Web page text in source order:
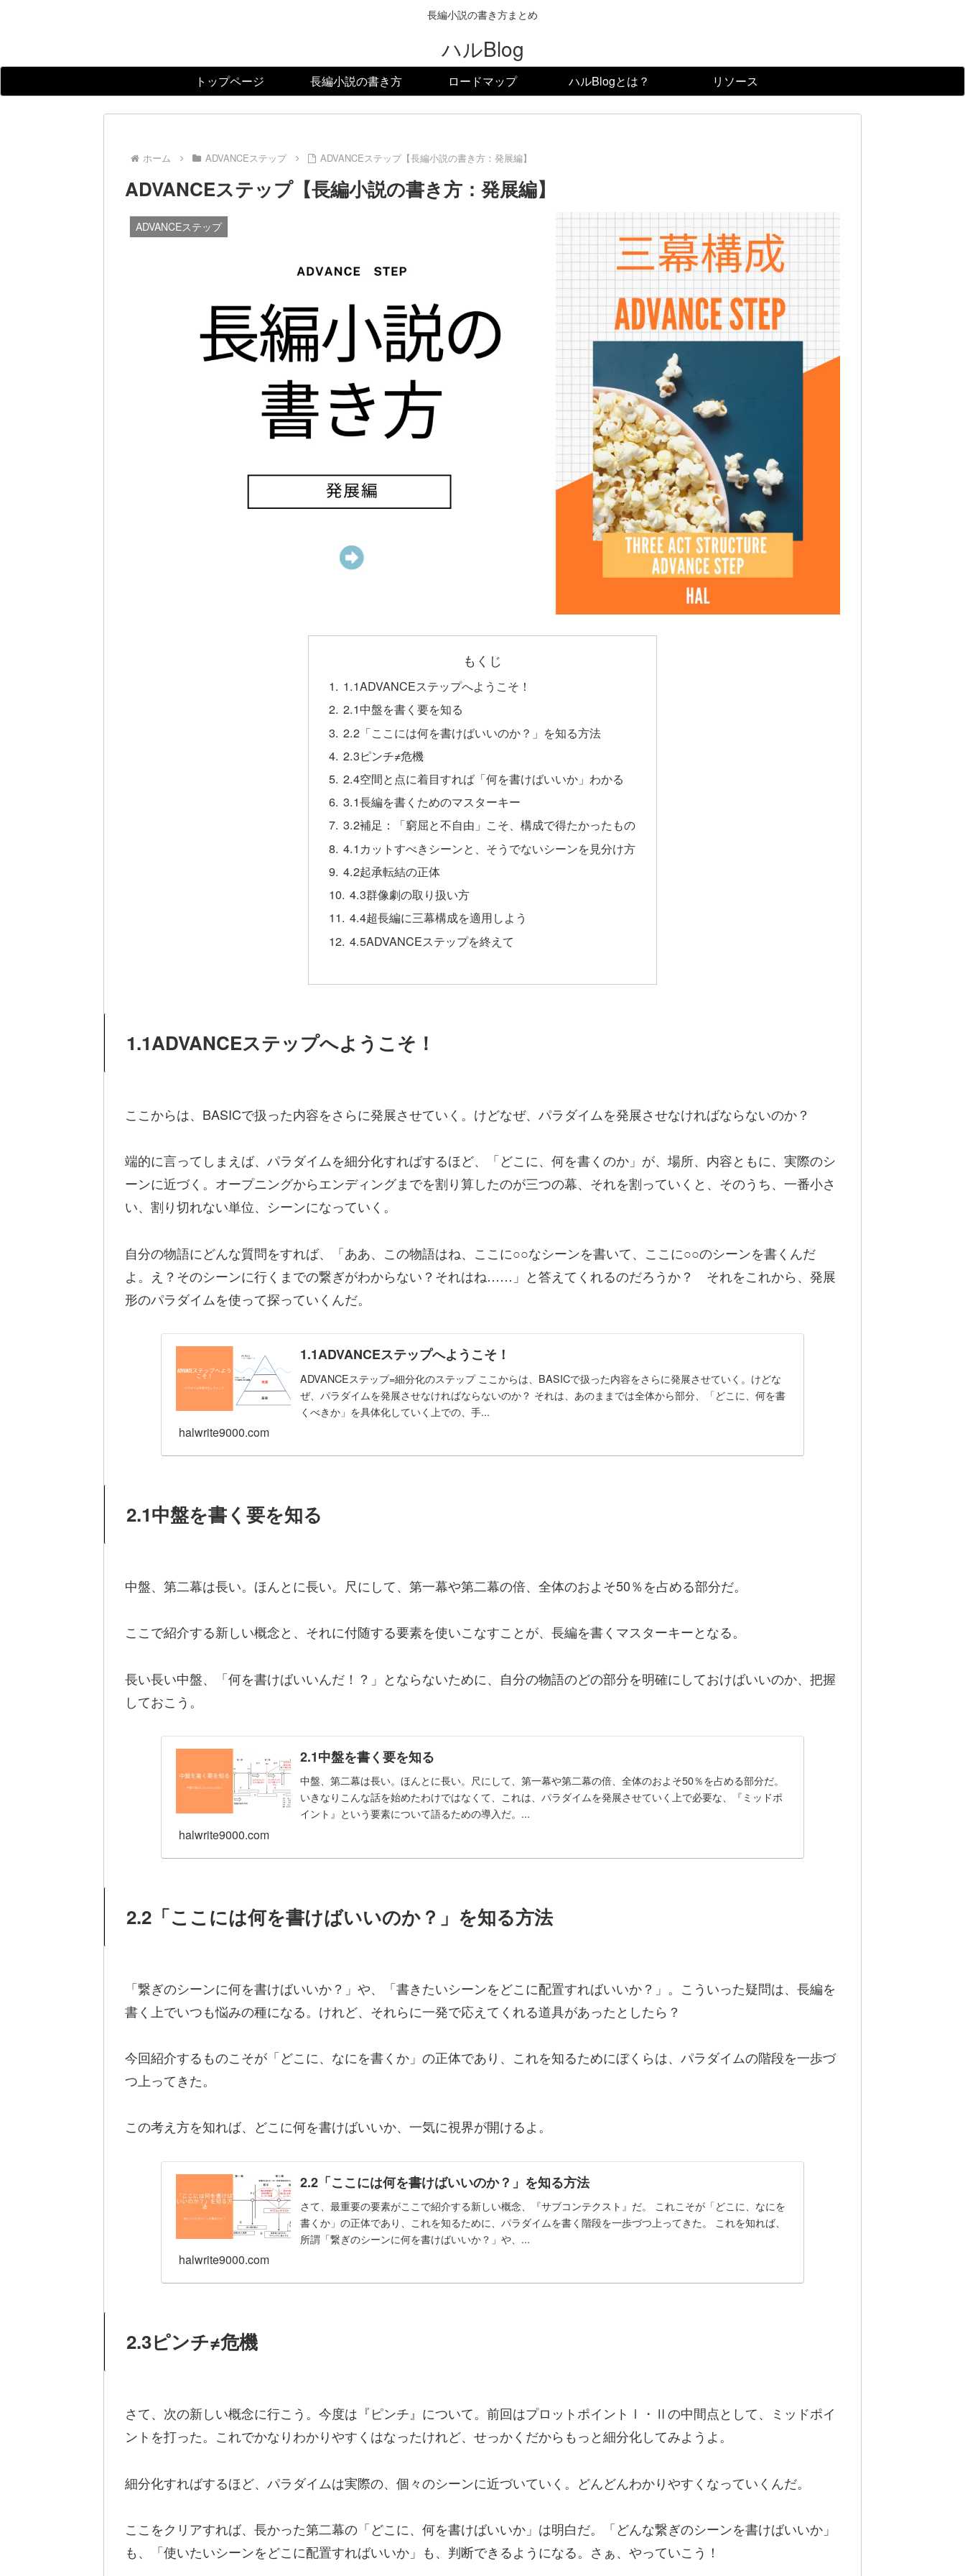
長編小説の書き方まとめ
ハルBlog
トップページ 長編小説の書き方 ロードマップ ハルBlogとは？ リソース
ホーム ADVANCEステップ ADVANCEステップ【長編小説の書き方：発展編】
ADVANCEステップ【長編小説の書き方：発展編】
ADVANCEステップ
もくじ
1.1ADVANCEステップへようこそ！
2.1中盤を書く要を知る
2.2「ここには何を書けばいいのか？」を知る方法
2.3ピンチ≠危機
2.4空間と点に着目すれば「何を書けばいいか」わかる
3.1長編を書くためのマスターキー
3.2補足：「窮屈と不自由」こそ、構成で得たかったもの
4.1カットすべきシーンと、そうでないシーンを見分け方
4.2起承転結の正体
4.3群像劇の取り扱い方
4.4超長編に三幕構成を適用しよう
4.5ADVANCEステップを終えて
1.1ADVANCEステップへようこそ！
ここからは、BASICで扱った内容をさらに発展させていく。けどなぜ、パラダイムを発展させなければならないのか？
端的に言ってしまえば、パラダイムを細分化すればするほど、「どこに、何を書くのか」が、場所、内容ともに、実際のシ
ーンに近づく。オープニングからエンディングまでを割り算したのが三つの幕、それを割っていくと、そのうち、一番小さ
い、割り切れない単位、シーンになっていく。
自分の物語にどんな質問をすれば、「ああ、この物語はね、ここに○○なシーンを書いて、ここに○○のシーンを書くんだ
よ。え？そのシーンに行くまでの繋ぎがわからない？それはね……」と答えてくれるのだろうか？ それをこれから、発展
形のパラダイムを使って探っていくんだ。
1.1ADVANCEステップへようこそ！
ADVANCEステップ=細分化のステップ ここからは、BASICで扱った内容をさらに発展させていく。けどな
ぜ、パラダイムを発展させなければならないのか？ それは、あのままでは全体から部分、「どこに、何を書
くべきか」を具体化していく上での、手...
halwrite9000.com
2.1中盤を書く要を知る
中盤、第二幕は長い。ほんとに長い。尺にして、第一幕や第二幕の倍、全体のおよそ50％を占める部分だ。
ここで紹介する新しい概念と、それに付随する要素を使いこなすことが、長編を書くマスターキーとなる。
長い長い中盤、「何を書けばいいんだ！？」とならないために、自分の物語のどの部分を明確にしておけばいいのか、把握
しておこう。
2.1中盤を書く要を知る
中盤、第二幕は長い。ほんとに長い。尺にして、第一幕や第二幕の倍、全体のおよそ50％を占める部分だ。
いきなりこんな話を始めたわけではなくて、これは、パラダイムを発展させていく上で必要な、『ミッドポ
イント』という要素について語るための導入だ。...
halwrite9000.com
2.2「ここには何を書けばいいのか？」を知る方法
「繋ぎのシーンに何を書けばいいか？」や、「書きたいシーンをどこに配置すればいいか？」。こういった疑問は、長編を
書く上でいつも悩みの種になる。けれど、それらに一発で応えてくれる道具があったとしたら？
今回紹介するものこそが「どこに、なにを書くか」の正体であり、これを知るためにぼくらは、パラダイムの階段を一歩づ
つ上ってきた。
この考え方を知れば、どこに何を書けばいいか、一気に視界が開けるよ。
2.2「ここには何を書けばいいのか？」を知る方法
さて、最重要の要素がここで紹介する新しい概念、『サブコンテクスト』だ。 これこそが「どこに、なにを
書くか」の正体であり、これを知るために、パラダイムを書く階段を一歩づつ上ってきた。 これを知れば、
所謂「繋ぎのシーンに何を書けばいいか？」や、...
halwrite9000.com
2.3ピンチ≠危機
さて、次の新しい概念に行こう。今度は『ピンチ』について。前回はプロットポイントⅠ・Ⅱの中間点として、ミッドポイ
ントを打った。これでかなりわかりやすくはなったけれど、せっかくだからもっと細分化してみようよ。
細分化すればするほど、パラダイムは実際の、個々のシーンに近づいていく。どんどんわかりやすくなっていくんだ。
ここをクリアすれば、長かった第二幕の「どこに、何を書けばいいか」は明白だ。「どんな繋ぎのシーンを書けばいいか」
も、「使いたいシーンをどこに配置すればいいか」も、判断できるようになる。さぁ、やっていこう！